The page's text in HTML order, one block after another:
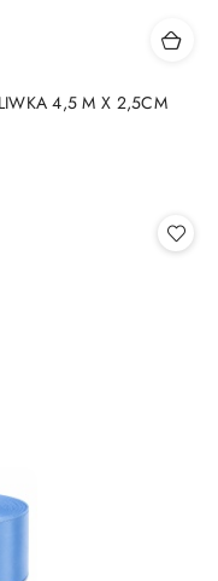
4,5 M X 2,5CM